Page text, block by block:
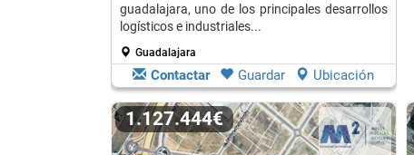
guadalajara, uno de los principales desarrollos
logísticos e industriales...
Guadalajara
Contactar Guardar Ubicación
1.127.444€